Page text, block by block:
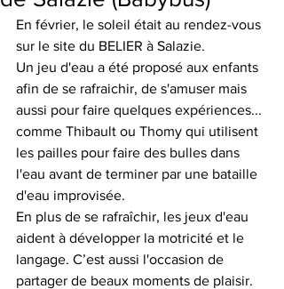
En février, le soleil était au rendez-vous
sur le site du BELIER à Salazie.
Un jeu d'eau a été proposé aux enfants
afin de se rafraichir, de s'amuser mais
aussi pour faire quelques expériences...
comme Thibault ou Thomy qui utilisent
les pailles pour faire des bulles dans
l'eau avant de terminer par une bataille
d'eau improvisée.
En plus de se rafraîchir, les jeux d'eau
aident à développer la motricité et le
langage. C’est aussi l'occasion de
partager de beaux moments de plaisir.